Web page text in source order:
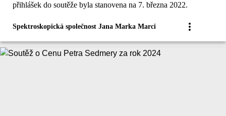
přihlášek do soutěže byla stanovena na 7. března 2022.
Spektroskopická společnost Jana Marka Marci